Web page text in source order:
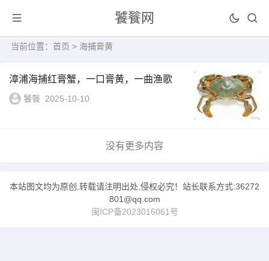
饕餮网
当前位置： 首页 > 海捕膏黄
漳浦海捕红膏蟹，一口膏黄，一曲渔歌
饕餮 2025-10-10
没有更多内容
本站图文均为原创,转载请注明出处,侵权必究！站长联系方式:36272
801@qq.com
闽ICP备2023016061号